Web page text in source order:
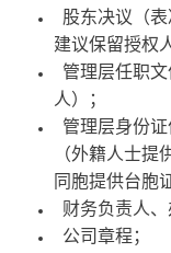
股东决议（
建议保留授权
管理层任职
人）；
管理层身份
（外籍人士
同胞提供台胞
财务负责人、
公司章程；